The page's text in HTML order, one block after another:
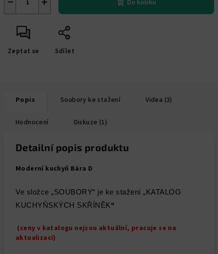
Do košíku
Zeptat se Sdílet
Popis Soubory ke stažení Videa (3)
Hodnocení Diskuze (1)
Detailní popis produktu
Moderní kuchyň Bára D
Ve složce „SOUBORY“ je ke stažení „KATALOG
KUCHYŇSKÝCH SKŘÍNĚK"
(ceny v katalogu nejsou aktuální, pracuje se na
aktualizaci)